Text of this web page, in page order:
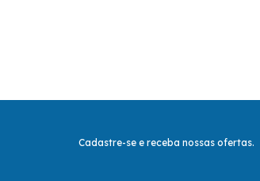
Cadastre-se e receba nossas ofertas.